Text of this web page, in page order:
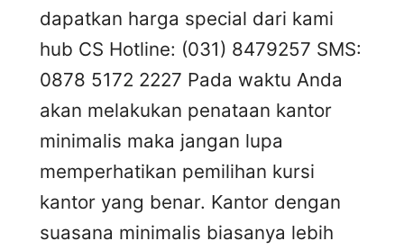
dapatkan harga special dari kami
hub CS Hotline: (031) 8479257 SMS:
0878 5172 2227 Pada waktu Anda
akan melakukan penataan kantor
minimalis maka jangan lupa
memperhatikan pemilihan kursi
kantor yang benar. Kantor dengan
suasana minimalis biasanya lebih